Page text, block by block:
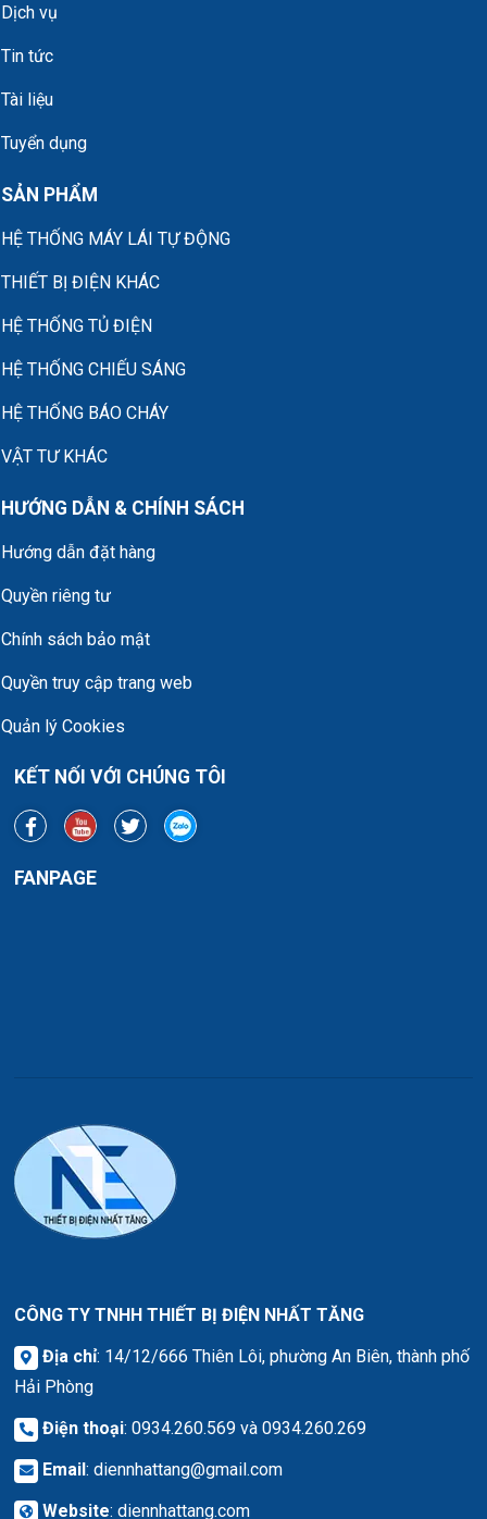
Dịch vụ
Tin tức
Tài liệu
Tuyển dụng
SẢN PHẨM
HỆ THỐNG MÁY LÁI TỰ ĐỘNG
THIẾT BỊ ĐIỆN KHÁC
HỆ THỐNG TỦ ĐIỆN
HỆ THỐNG CHIẾU SÁNG
HỆ THỐNG BÁO CHÁY
VẬT TƯ KHÁC
HƯỚNG DẪN & CHÍNH SÁCH
Hướng dẫn đặt hàng
Quyền riêng tư
Chính sách bảo mật
Quyền truy cập trang web
Quản lý Cookies
KẾT NỐI VỚI CHÚNG TÔI
FANPAGE
CÔNG TY TNHH THIẾT BỊ ĐIỆN NHẤT TĂNG
Địa chỉ: 14/12/666 Thiên Lôi, phường An Biên, thành phố
Hải Phòng
Điện thoại: 0934.260.569 và 0934.260.269
Email: diennhattang@gmail.com
Website: diennhattang.com